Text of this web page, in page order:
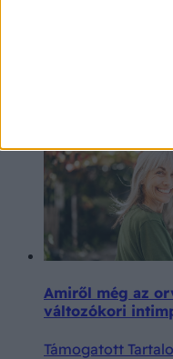
Amiről még az
változókori
Támogatott